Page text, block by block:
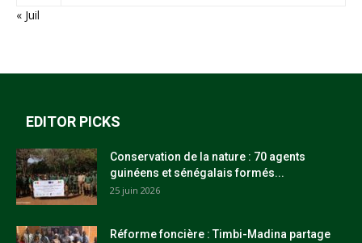
« Juil
EDITOR PICKS
Conservation de la nature : 70 agents
guinéens et sénégalais formés...
25 juin 2026
Réforme foncière : Timbi-Madina partage